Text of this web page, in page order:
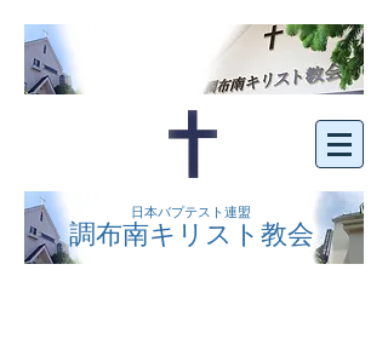
日本バプテスト連盟
調布南キリスト教会